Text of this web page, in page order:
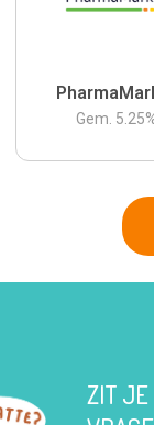
Gem. 5.25
ZIT JE